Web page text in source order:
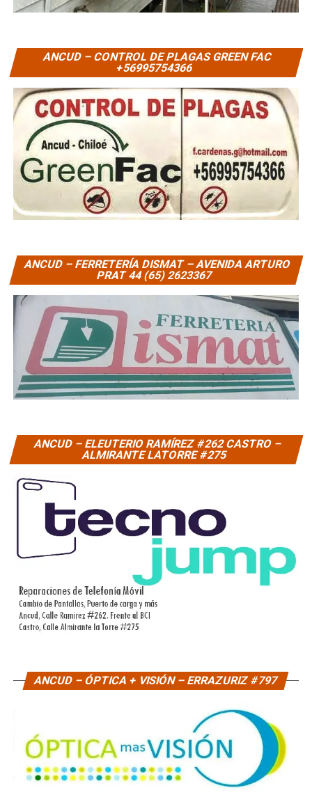
ANCUD – CONTROL DE PLAGAS GREEN FAC
+56995754366
ANCUD – FERRETERÍA DISMAT – AVENIDA ARTURO
PRAT 44 (65) 2623367
ANCUD – ELEUTERIO RAMÍREZ #262 CASTRO –
ALMIRANTE LATORRE #275
ANCUD – ÓPTICA + VISIÓN – ERRAZURIZ #797